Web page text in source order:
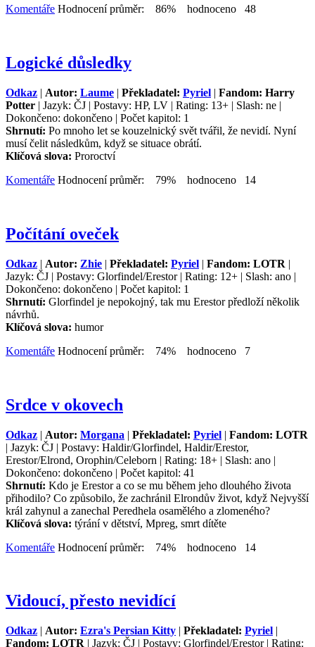
Komentáře Hodnocení průměr: 86% hodnoceno 48
Logické důsledky
Odkaz | Autor: Laume | Překladatel: Pyriel | Fandom: Harry
Potter | Jazyk: ČJ | Postavy: HP, LV | Rating: 13+ | Slash: ne |
Dokončeno: dokončeno | Počet kapitol: 1
Shrnutí: Po mnoho let se kouzelnický svět tvářil, že nevidí. Nyní
musí čelit následkům, když se situace obrátí.
Klíčová slova: Proroctví
Komentáře Hodnocení průměr: 79% hodnoceno 14
Počítání oveček
Odkaz | Autor: Zhie | Překladatel: Pyriel | Fandom: LOTR |
Jazyk: ČJ | Postavy: Glorfindel/Erestor | Rating: 12+ | Slash: ano |
Dokončeno: dokončeno | Počet kapitol: 1
Shrnutí: Glorfindel je nepokojný, tak mu Erestor předloží několik
návrhů.
Klíčová slova: humor
Komentáře Hodnocení průměr: 74% hodnoceno 7
Srdce v okovech
Odkaz | Autor: Morgana | Překladatel: Pyriel | Fandom: LOTR
| Jazyk: ČJ | Postavy: Haldir/Glorfindel, Haldir/Erestor,
Erestor/Elrond, Orophin/Celeborn | Rating: 18+ | Slash: ano |
Dokončeno: dokončeno | Počet kapitol: 41
Shrnutí: Kdo je Erestor a co se mu během jeho dlouhého života
přihodilo? Co způsobilo, že zachránil Elrondův život, když Nejvyšší
král zahynul a zanechal Peredhela osamělého a zlomeného?
Klíčová slova: týrání v dětství, Mpreg, smrt dítěte
Komentáře Hodnocení průměr: 74% hodnoceno 14
Vidoucí, přesto nevidící
Odkaz | Autor: Ezra's Persian Kitty | Překladatel: Pyriel |
Fandom: LOTR | Jazyk: ČJ | Postavy: Glorfindel/Erestor | Rating: